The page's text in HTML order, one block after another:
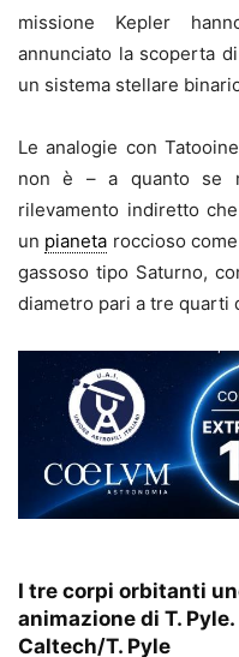
missione Kepler
annunciato la scoperta
un sistema stellare
Le analogie con
non è – a quanto se
rilevamento indiretto
un pianeta roccioso
gassoso tipo Saturno,
diametro pari a tre quarti
I tre corpi orbitanti
animazione di T.
Caltech/T. Pyle